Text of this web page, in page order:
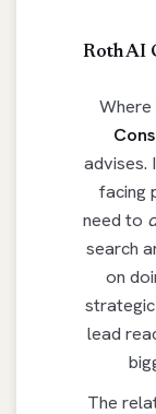
Roth AI
Where
advises.
facing
need to
search
on
lead
The